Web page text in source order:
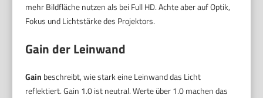
mehr Bildfläche nutzen als bei Full HD. Achte aber auf Optik,
Fokus und Lichtstärke des Projektors.
Gain der Leinwand
Gain beschreibt, wie stark eine Leinwand das Licht
reflektiert. Gain 1.0 ist neutral. Werte über 1.0 machen das